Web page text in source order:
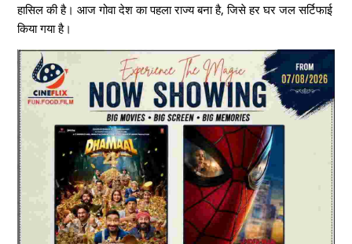
हासिल की है। आज गोवा देश का पहला राज्य बना है, जिसे हर घर जल सर्टिफाई
किया गया है।